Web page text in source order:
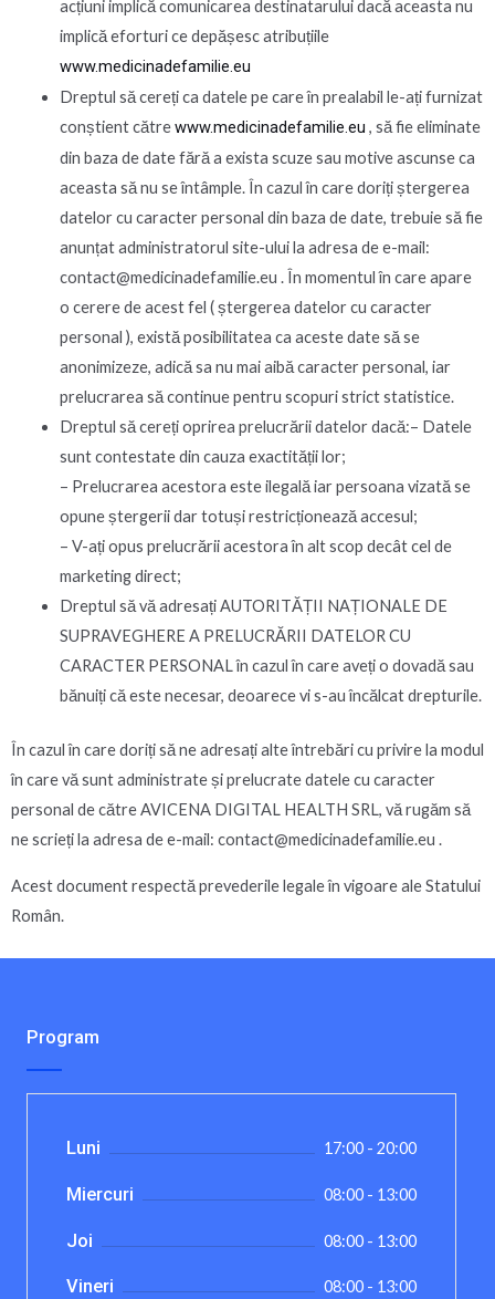
acțiuni implică comunicarea destinatarului dacă aceasta nu
implică eforturi ce depășesc atribuțiile
www.medicinadefamilie.eu
Dreptul să cereți ca datele pe care în prealabil le-ați furnizat
conștient cătrewww.medicinadefamilie.eu , să fie eliminate
din baza de date fără a exista scuze sau motive ascunse ca
aceasta să nu se întâmple. În cazul în care doriți ștergerea
datelor cu caracter personal din baza de date, trebuie să fie
anunțat administratorul site-ului la adresa de e-mail:
contact@medicinadefamilie.eu . În momentul în care apare
o cerere de acest fel ( ștergerea datelor cu caracter
personal ), există posibilitatea ca aceste date să se
anonimizeze, adică sa nu mai aibă caracter personal, iar
prelucrarea să continue pentru scopuri strict statistice.
Dreptul să cereți oprirea prelucrării datelor dacă:– Datele
sunt contestate din cauza exactității lor;
– Prelucrarea acestora este ilegală iar persoana vizată se
opune ștergerii dar totuși restricționează accesul;
– V-ați opus prelucrării acestora în alt scop decât cel de
marketing direct;
Dreptul să vă adresați AUTORITĂȚII NAȚIONALE DE
SUPRAVEGHERE A PRELUCRĂRII DATELOR CU
CARACTER PERSONAL în cazul în care aveți o dovadă sau
bănuiți că este necesar, deoarece vi s-au încălcat drepturile.
În cazul în care doriți să ne adresați alte întrebări cu privire la modul
în care vă sunt administrate și prelucrate datele cu caracter
personal de către AVICENA DIGITAL HEALTH SRL, vă rugăm să
ne scrieți la adresa de e-mail: contact@medicinadefamilie.eu .
Acest document respectă prevederile legale în vigoare ale Statului
Român.
Program
Luni 17:00 - 20:00
Miercuri 08:00 - 13:00
Joi 08:00 - 13:00
Vineri 08:00 - 13:00